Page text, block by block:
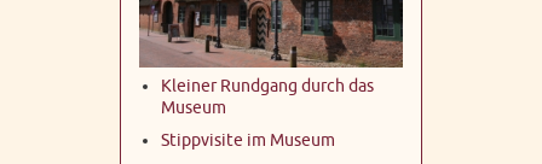
Kleiner Rundgang durch das
Museum
Stippvisite im Museum